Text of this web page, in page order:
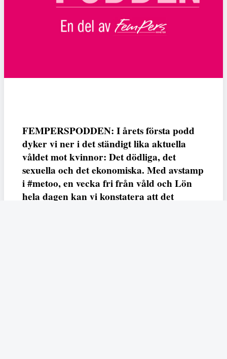
FEMPERSPODDEN: I årets första podd
dyker vi ner i det ständigt lika aktuella
våldet mot kvinnor: Det dödliga, det
sexuella och det ekonomiska. Med avstamp
i #metoo, en vecka fri från våld och Lön
hela dagen kan vi konstatera att det